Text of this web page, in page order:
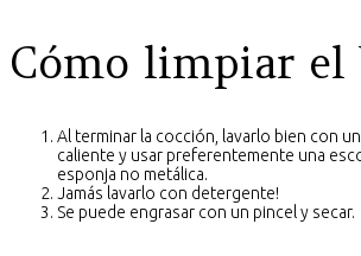
Cómo limpiar el
Al terminar la cocción, lavarlo bien con
caliente y usar preferentemente una
esponja no metálica.
Jamás lavarlo con detergente!
Se puede engrasar con un pincel y secar.